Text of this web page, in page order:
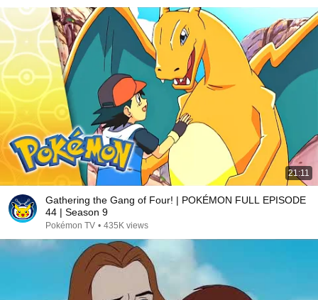
21:11
Gathering the Gang of Four! | POKÉMON FULL EPISODE
44 | Season 9
Pokémon TV • 435K views